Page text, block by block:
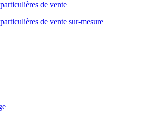
de vente
de vente sur-mesure